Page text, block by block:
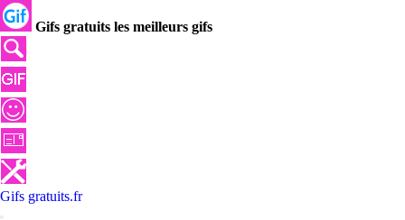
Gifs gratuits les meilleurs gifs
Gifs gratuits.fr